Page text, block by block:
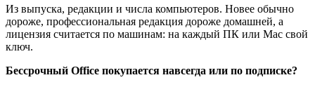
Из выпуска, редакции и числа компьютеров. Новее обычно
дороже, профессиональная редакция дороже домашней, а
лицензия считается по машинам: на каждый ПК или Mac свой
ключ.
Бессрочный Office покупается навсегда или по подписке?